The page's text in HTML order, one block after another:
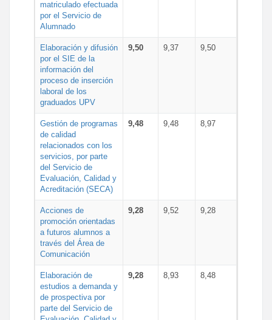
matriculado efectuada
por el Servicio de
Alumnado
Elaboración y difusión
por el SIE de la
información del
proceso de inserción
laboral de los
graduados UPV
9,50 9,37 9,50
Gestión de programas
de calidad
relacionados con los
servicios, por parte
del Servicio de
Evaluación, Calidad y
Acreditación (SECA)
9,48 9,48 8,97
Acciones de
promoción orientadas
a futuros alumnos a
través del Área de
Comunicación
9,28 9,52 9,28
Elaboración de
estudios a demanda y
de prospectiva por
parte del Servicio de
9,28 8,93 8,48